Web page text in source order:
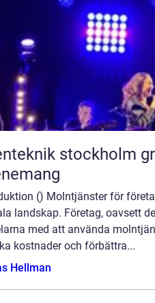
stockholm grunden för lyckade
() Molntjänster för
landskap. Företag, oavsett
med att använda
kostnader och förbättra...
Hellman